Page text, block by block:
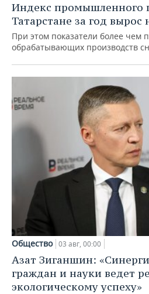
Индекс промышленного
Татарстане за год вырос
При этом показатели более чем
обрабатывающих производств
Общество 03 авг, 00:00
Азат Зиганшин:
граждан и науки ведет
экологическому успеху»